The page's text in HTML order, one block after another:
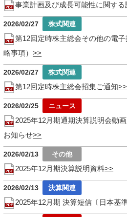
事業計画及び成長可能性に関する
2026/02/27
第12回定時株主総会その他の電
略事項）
2026/02/27
第12回定時株主総会招集ご通知
2026/02/25
2025年12月期通期決算説明会動
お知らせ
2026/02/13
2025年12月期決算説明資料
2026/02/13
2025年12月期 決算短信〔日本基